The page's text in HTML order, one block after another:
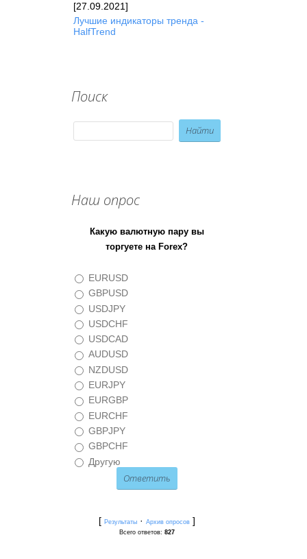
[27.09.2021]
Лучшие индикаторы тренда -
HalfTrend
Поиск
Наш опрос
Какую валютную пару вы
торгуете на Forex?
EURUSD
GBPUSD
USDJPY
USDCHF
USDCAD
AUDUSD
NZDUSD
EURJPY
EURGBP
EURCHF
GBPJPY
GBPCHF
Другую
[ Результаты· Архив опросов]
Всего ответов: 827